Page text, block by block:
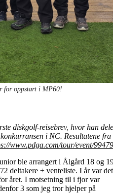
for oppstart i MP60!
diskgolf-reisebrev, hvor han
i NC. Resultatene fra
www.pdga.com/tour/event/99479
ble arrangert i Ålgård 18 og
deltakere + venteliste. I år var det
året. I motsetning til i fjor var
3 som jeg tror hjelper på